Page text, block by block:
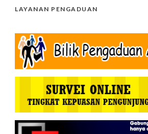
LAYANAN PENGADUAN